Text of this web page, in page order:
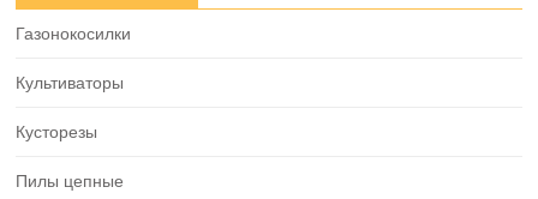
Газонокосилки
Культиваторы
Кусторезы
Пилы цепные